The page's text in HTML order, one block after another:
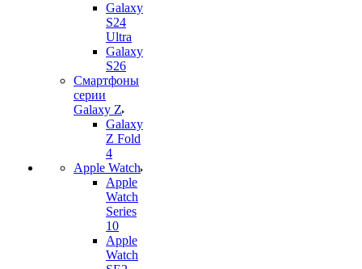
Galaxy
S24
Ultra
Galaxy
S26
Смартфоны
серии
Galaxy Z
Galaxy
Z Fold
4
Apple Watch
Apple
Watch
Series
10
Apple
Watch